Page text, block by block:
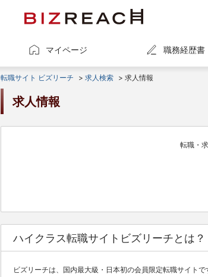
マイページ 職務経歴書
転職サイト ビズリーチ > 求人検索 > 求人情報
求人情報
転職・
ハイクラス転職サイトビズリーチとは？
ビズリーチは、国内最大級・日本初の会員限定転職サイトで